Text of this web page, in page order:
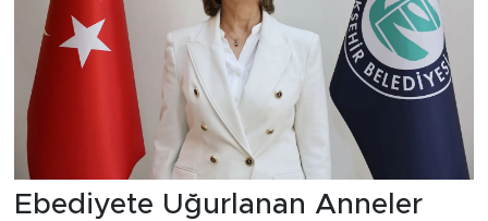
Ebediyete Uğurlanan Anneler